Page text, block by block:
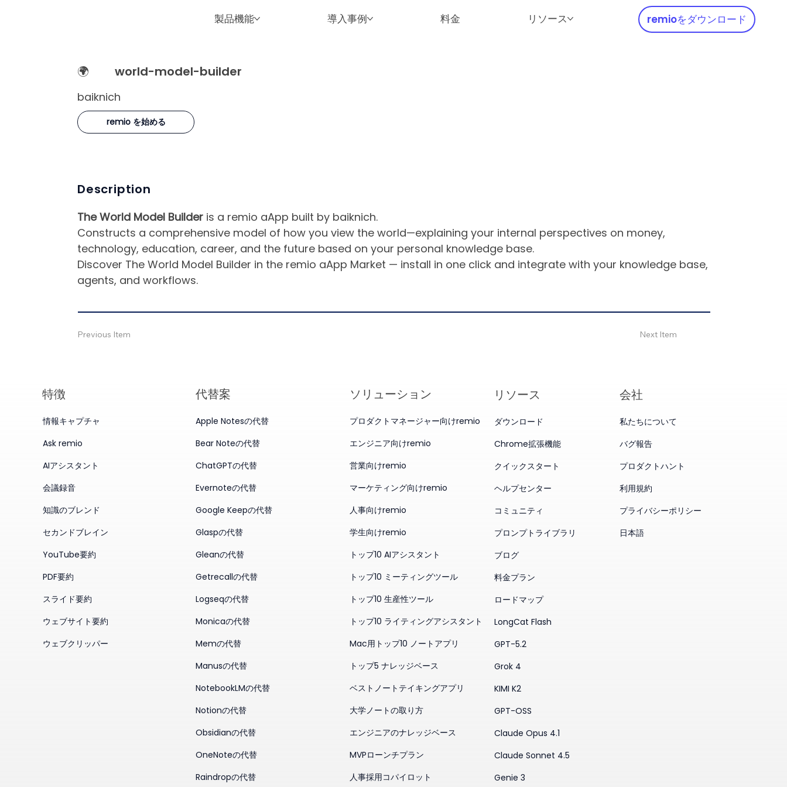
製品機能 導入事例 料金 リソース remioをダウンロード
🌍 world-model-builder
baiknich
remio を始める
Description
The World Model Builder is a remio aApp built by baiknich.
Constructs a comprehensive model of how you view the world—explaining your internal perspectives on money,
technology, education, career, and the future based on your personal knowledge base.
Discover The World Model Builder in the remio aApp Market — install in one click and integrate with your knowledge base,
agents, and workflows.
Previous Item Next Item
特徴
情報キャプチャ
Ask remio
AIアシスタント
会議録音
知識のブレンド
セカンドブレイン
YouTube要約
PDF要約
スライド要約
ウェブサイト要約
ウェブクリッパー
代替案
Apple Notesの代替
Bear Noteの代替
ChatGPTの代替
Evernoteの代替
Google Keepの代替
Glaspの代替
Gleanの代替
Getrecallの代替
Logseqの代替
Monicaの代替
Memの代替
Manusの代替
NotebookLMの代替
Notionの代替
Obsidianの代替
OneNoteの代替
Raindropの代替
ソリューション
プロダクトマネージャー向けremio
エンジニア向けremio
営業向けremio
マーケティング向けremio
人事向けremio
学生向けremio
トップ10 AIアシスタント
トップ10 ミーティングツール
トップ10 生産性ツール
トップ10 ライティングアシスタント
Mac用トップ10 ノートアプリ
トップ5 ナレッジベース
ベストノートテイキングアプリ
大学ノートの取り方
エンジニアのナレッジベース
MVPローンチプラン
人事採用コパイロット
リソース
ダウンロード
Chrome拡張機能
クイックスタート
ヘルプセンター
コミュニティ
プロンプトライブラリ
ブログ
料金プラン
ロードマップ
LongCat Flash
GPT-5.2
Grok 4
KIMI K2
GPT-OSS
Claude Opus 4.1
Claude Sonnet 4.5
Genie 3
会社
私たちについて
バグ報告
プロダクトハント
利用規約
プライバシーポリシー
日本語